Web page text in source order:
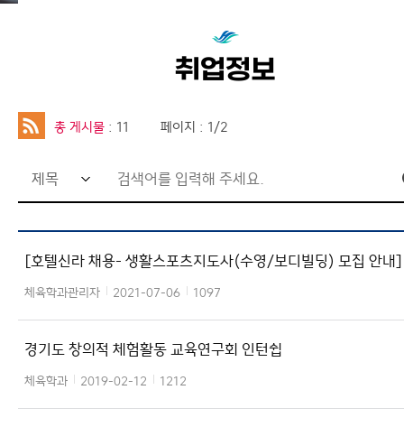
이용안내
취업정보
총 게시물 : 11 페이지 : 1/2
검
색
어
입
력
창
[호텔신라 채용- 생활스포츠지도사(수영/보디빌딩) 모집 안내]
체육학과관리자 2021-07-06 1097
경기도 창의적 체험활동 교육연구회 인턴쉽
체육학과 2019-02-12 1212